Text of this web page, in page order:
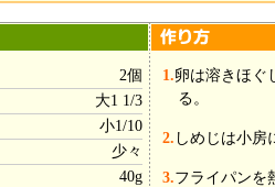
2個
大1 1/3
小1/10
少々
40g
1.卵は溶きほぐ
る。
2. しめじは小房
3.フライパンを